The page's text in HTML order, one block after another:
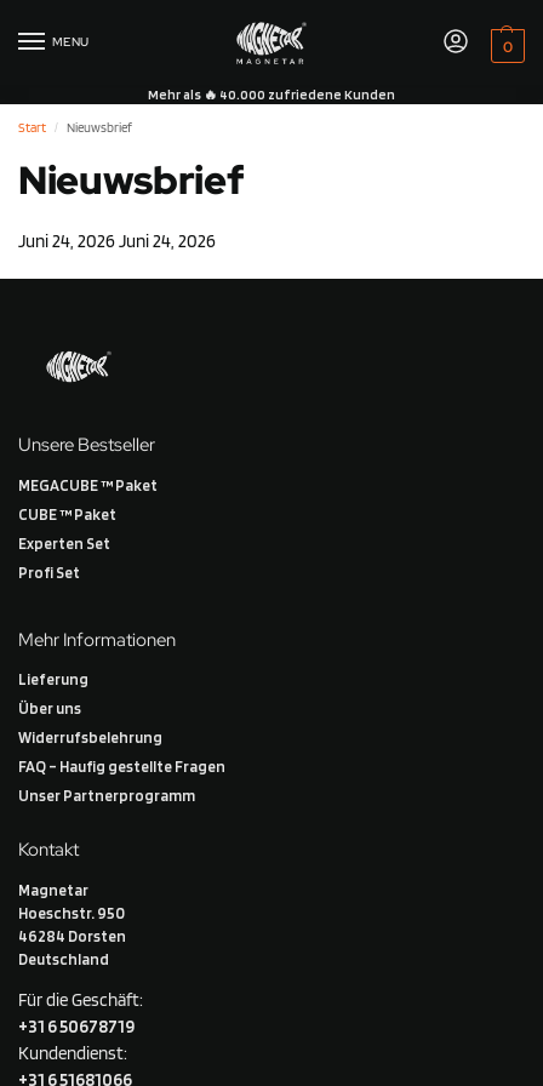
MENU 0
Mehr als 🔥 40.000 zufriedene Kunden
Start
/ Nieuwsbrief
Nieuwsbrief
Juni 24, 2026Juni 24, 2026
Unsere Bestseller
MEGACUBE ™ Paket
CUBE ™ Paket
Experten Set
Profi Set
Mehr Informationen
Lieferung
Über uns
Widerrufsbelehrung
FAQ – Haufig gestellte Fragen
Unser Partnerprogramm
Kontakt
Magnetar
Hoeschstr. 950
46284 Dorsten
Deutschland
Für die Geschäft:
+31 6 50678719
Kundendienst:
+31 6 51681066